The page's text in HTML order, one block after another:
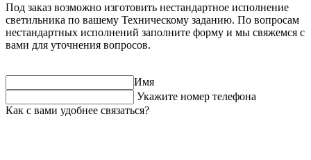
Под заказ возможно изготовить нестандартное исполнение
светильника по вашему Техническому заданию. По вопросам
нестандартных исполнений заполните форму и мы свяжемся с
вами для уточнения вопросов.
Имя
Укажите номер телефона
Как с вами удобнее связаться?